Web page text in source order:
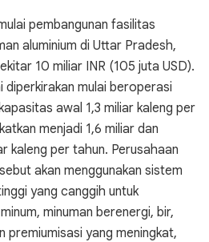
pembangunan fasilitas
aluminium di Uttar Pradesh,
10 miliar INR (105 juta USD).
diperkirakan mulai beroperasi
awal 1,3 miliar kaleng per
menjadi 1,6 miliar dan
kaleng per tahun. Perusahaan
akan menggunakan sistem
yang canggih untuk
minuman berenergi, bir,
premiumisasi yang meningkat,